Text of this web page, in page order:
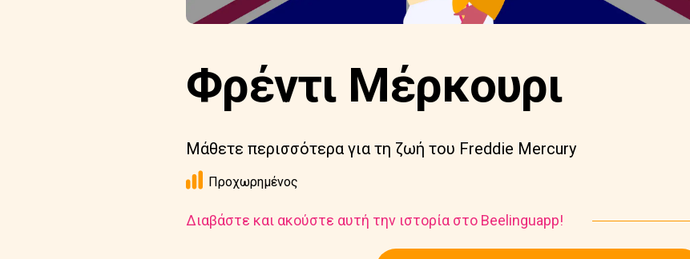
Φρέντι Μέρκουρι
Μάθετε περισσότερα για τη ζωή του Freddie Mercury
Προχωρημένος
Διαβάστε και ακούστε αυτή την ιστορία στο Beelinguapp!